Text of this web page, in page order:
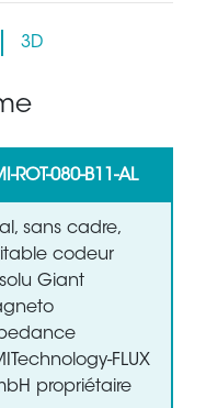
3D
ROT-080-B11-AL
sans cadre,
codeur
Giant
FLUX
propriétaire